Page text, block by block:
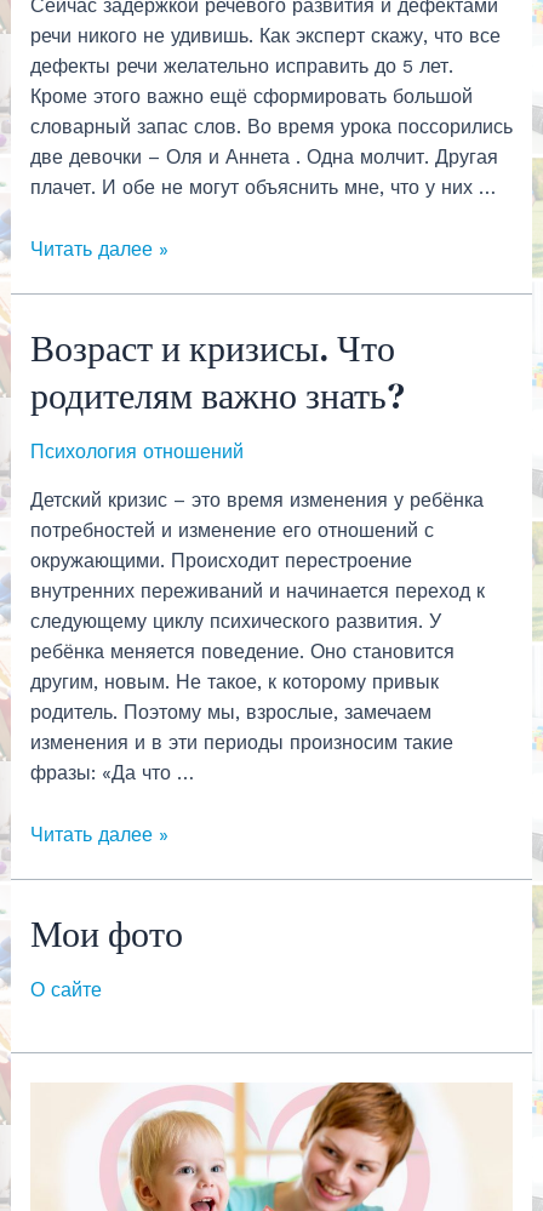
Сейчас задержкой речевого развития и дефектами
речи никого не удивишь. Как эксперт скажу, что все
дефекты речи желательно исправить до 5 лет.
Кроме этого важно ещё сформировать большой
словарный запас слов. Во время урока поссорились
две девочки – Оля и Аннета . Одна молчит. Другая
плачет. И обе не могут объяснить мне, что у них …
Как
ребёнок?
Читать далее »
Возраст и кризисы. Что
родителям важно знать?
Психология отношений
Детский кризис – это время изменения у ребёнка
потребностей и изменение его отношений с
окружающими. Происходит перестроение
внутренних переживаний и начинается переход к
следующему циклу психического развития. У
ребёнка меняется поведение. Оно становится
другим, новым. Не такое, к которому привык
родитель. Поэтому мы, взрослые, замечаем
изменения и в эти периоды произносим такие
фразы: «Да что …
Возраст
Что
родителям
важно
Читать далее »
Мои фото
О сайте